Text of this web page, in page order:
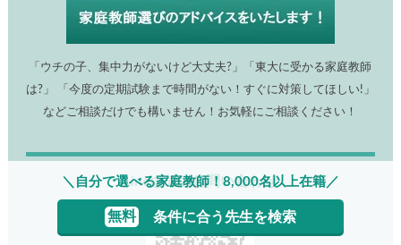
「ウチの子、集中力がないけど大丈夫?」「東大に受かる家庭教師
は?」 「今度の定期試験まで時間がない！すぐに対策してほしい!」
などご相談だけでも構いません！お気軽にご相談ください！
Line@でのお問い合わせ
＼自分で選べる家庭教師！8,000名以上在籍／
無料 条件に合う先生を検索